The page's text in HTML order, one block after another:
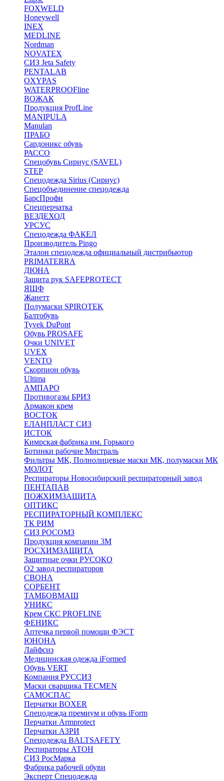
FOXWELD
Honeywell
INEX
MEDLINE
Nordman
NOVATEX
СИЗ Jeta Safety
PENTALAB
OXYPAS
WATERPROOFline
ВОЖАК
Продукция ProfLine
MANIPULA
Manulan
ПРАБО
Сардоникс обувь
РАССО
Спецобувь Сириус (SAVEL)
STEP
Спецодежда Sirius (Сириус)
Спецобъединение спецодежда
БарсПрофи
Спецперчатка
ВЕЗДЕХОД
УРСУС
Спецодежда ФАКЕЛ
Производитель Pingo
Эталон спецодежда официальный дистрибьютор
PRIMATERRA
ДЮНА
Защита рук SAFEPROTECT
ЯШФ
Жанетт
Полумаски SPIROTEK
Балтобувь
Tyvek DuPont
Обувь PROSAFE
Очки UNIVET
UVEX
VENTO
Скорпион обувь
Ultima
АМПАРО
Противогазы БРИЗ
Армакон крем
ВОСТОК
ЕЛАНПЛАСТ СИЗ
ИСТОК
Кимрская фабрика им. Горького
Ботинки рабочие Мистраль
Фильтры МК, Полнолицевые маски МК, полумаски МК
МОЛОТ
Респираторы Новосибирский респираторный завод
ПЕНТАПАВ
ПОЖХИМЗАЩИТА
ОПТИКС
РЕСПИРАТОРНЫЙ КОМПЛЕКС
ТК РИМ
СИЗ РОСОМЗ
Продукция компании 3M
РОСХИМЗАЩИТА
Защитные очки РУСОКО
О2 завод респираторов
СВОНА
СОРБЕНТ
ТАМБОВМАШ
УНИКС
Крем СКС PROFLINE
ФЕНИКС
Аптечка первой помощи ФЭСТ
ЮНОНА
Лайфсиз
Медицинская одежда iFormed
Обувь VERT
Компания РУССИЗ
Маски сварщика TECMEN
САМОСПАС
Перчатки BOXER
Спецодежда премиум и обувь iForm
Перчатки Armprotect
Перчатки АЗРИ
Спецодежда BALTSAFETY
Респираторы АТОН
СИЗ РосМарка
Фабрика рабочей обуви
Эксперт Спецодежда